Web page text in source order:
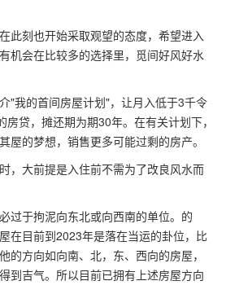
此刻也开始采取观望的态度，希望进入
机会在比较多的选择里，觅间好风好水
"我的首间房屋计划"，让月入低于3千令
贷，摊还期为期30年。在有关计划下，
屋的梦想，销售更多可能过剩的房产。
，大前提是入住前不需为了改良风水而
过于拘泥向东北或向西南的单位。的
在目前到2023年是落在当运的卦位，比
的方向如向南、北，东、西向的房屋，
到吉气。所以目前已拥有上述房屋方向